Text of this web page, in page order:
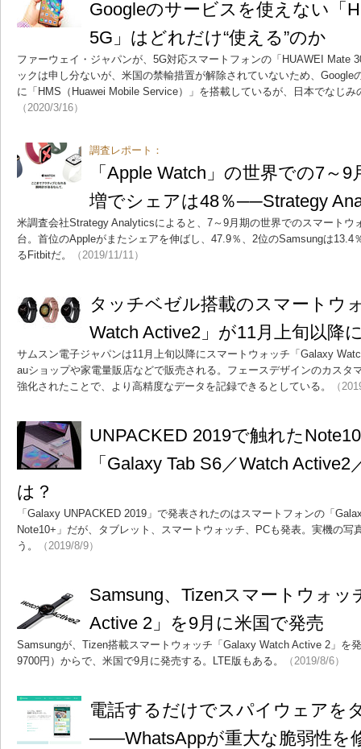
Googleのサービスを使えない「
5G」はどれだけ“使える”のか
ファーウェイ・ジャパンが、5G対応スマートフォンの「HUAWEI Mate
ックは申し分ないが、米国の禁輸措置が解除されていないため、Google
に「HMS（Huawei Mobile Service）」を搭載しているが、日本でなじ
（2020/3/16）
調査レポート：
「Apple Watch」の世界での7～
増でシェアは48％──Strategy
米調査会社Strategy Analyticsによると、7～9月期の世界でのスマートウ
台。首位のAppleがまたシェアを伸ばし、47.9％、2位のSamsungは13.4
るFitbitだ。
（2019/11/11）
タッチベゼル搭載のスマートウ
Watch Active2」が11月上旬以降
サムスン電子ジャパンは11月上旬以降にスマートウォッチ「Galaxy
auショップや家電量販店などで販売される。フェースデザインのカスタ
強化されたことで、より高精度なデータを記録できるとしている。
（
UNPACKED 2019で触れた
「Galaxy Tab S6／Watch
は？
「Galaxy UNPACKED 2019」で発表されたのはスマートフォンの「
Note10+」だが、タブレット、スマートウォッチ、PCも発表。実機の写
う。
（2019/8/9）
Samsung、Tizenスマートウォッ
Active 2」を9月に米国で発売
Samsungが、Tizen搭載スマートウォッチ「Galaxy Watch Active 2」を
9700円）からで、米国で9月に発売する。LTE版もある。
（2019/8/6）
電話するだけでスパイウェアを
――WhatsAppが重大な脆弱性を